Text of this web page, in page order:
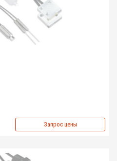
Запрос цены